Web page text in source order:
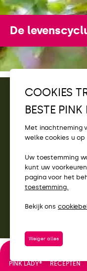
De
CONTACT
TOEGANG
COOKIES
BESTE
Met inachtneming
welke cookies u
Uw toestemming
kunt uw
pagina voor het
toestemming.
Bekijk ons
Weiger alles
PINK LADY® RECEPTEN